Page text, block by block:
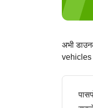
अभी
vehicles